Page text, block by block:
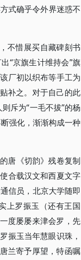
式确乎令外界迷惑不
不惜展买自藏碑刻书
“京旗生计维持会”旗
厂初以织布等手工为
补之。对于自己的此
斥为“一毛不拔”的杨
强化，渐渐构成一种
唐《切韵》残卷复制
合载汉文和西夏文字
信员，北京大学随即
上罗振玉（还有王国
度屡屡来津会罗，先
振玉当年慧眼识珠，
兰寄予厚望，特函嘱